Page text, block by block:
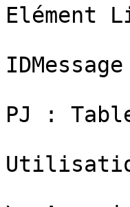
Elément
PJ :